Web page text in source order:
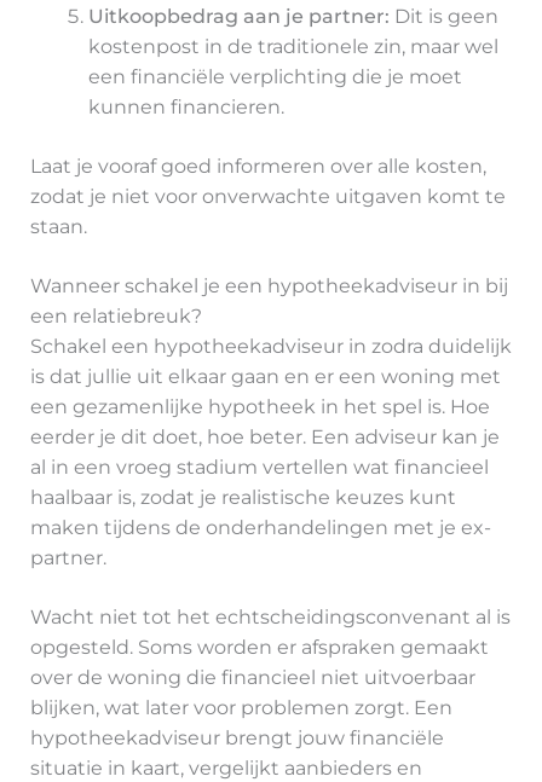
Uitkoopbedrag aan je partner: Dit is geen
kostenpost in de traditionele zin, maar wel
een financiële verplichting die je moet
kunnen financieren.
Laat je vooraf goed informeren over alle kosten,
zodat je niet voor onverwachte uitgaven komt te
staan.
Wanneer schakel je een hypotheekadviseur in bij
een relatiebreuk?
Schakel een hypotheekadviseur in zodra duidelijk
is dat jullie uit elkaar gaan en er een woning met
een gezamenlijke hypotheek in het spel is. Hoe
eerder je dit doet, hoe beter. Een adviseur kan je
al in een vroeg stadium vertellen wat financieel
haalbaar is, zodat je realistische keuzes kunt
maken tijdens de onderhandelingen met je ex-
partner.
Wacht niet tot het echtscheidingsconvenant al is
opgesteld. Soms worden er afspraken gemaakt
over de woning die financieel niet uitvoerbaar
blijken, wat later voor problemen zorgt. Een
hypotheekadviseur brengt jouw financiële
situatie in kaart, vergelijkt aanbieders en